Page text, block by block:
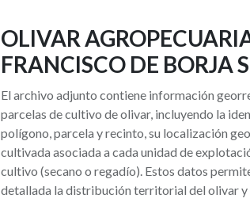
OLIVAR
FRANCISCO DE BORJA
El archivo adjunto contiene información
parcelas de cultivo de olivar, incluyendo la
polígono, parcela y recinto, su localización
cultivada asociada a cada unidad de
cultivo (secano o regadío). Estos datos
detallada la distribución territorial del olivar